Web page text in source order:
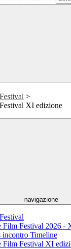
>
XI edizione
navigazione
Film Festival 2026 -
incontro Timeline
Film Festival XI